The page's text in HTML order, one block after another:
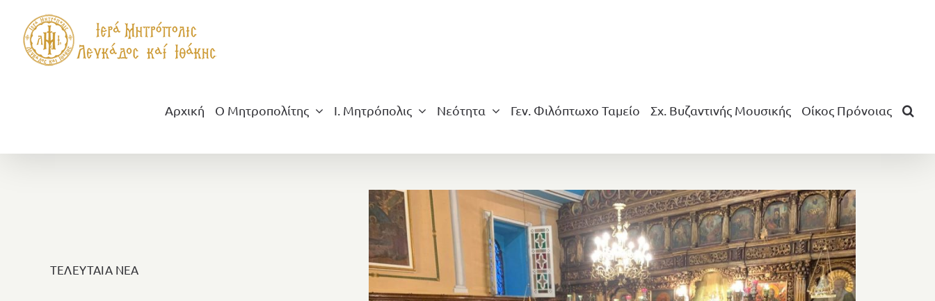
περιεχόμενο
Αρχική Ο Μητροπολίτης Ι. Μητρόπολις Νεότητα Γεν. Φιλόπτωχο Ταμείο Σχ. Βυζαντινής Μουσικής Οίκος Πρόνοιας
ΤΕΛΕΥΤΑΙΑ ΝΕΑ